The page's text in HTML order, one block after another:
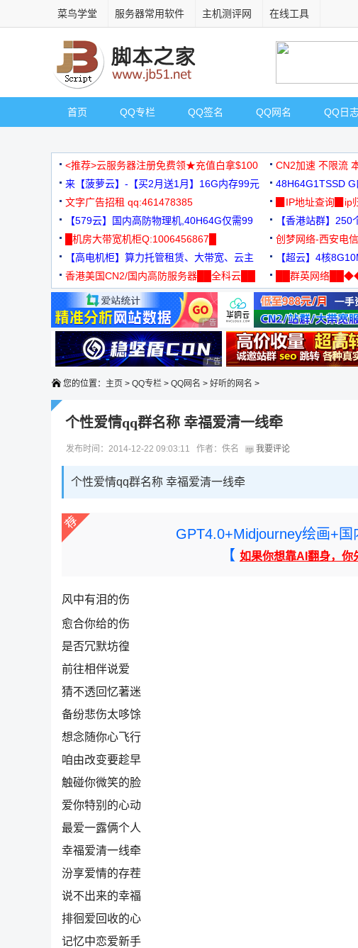
菜鸟学堂 服务器常用软件 主机测评网 在线工具
首页 QQ专栏 QQ签名 QQ网名 QQ日
<推荐>云服务器注册免费领★充值白拿$100 CN2加速 不限流
来【菠萝云】-【买2月送1月】16G内存99元
48H64G1TSSD
3000+可免费测试
文字广告招租 qq:461478385
▉IP地址查询▉ip
【579云】国内高防物理机,40H64G仅需99
元
【香港站群】
█机房大带宽机柜Q:1006456867█
创梦网络-西安电
88元/月
【高电机柜】算力托管租赁、大带宽、云主
机
【超云】4核
香港美国CN2/国内高防服务器██全科云██
██群英网络
◆◆◆
广告 商业广告，理性选择
广告 商业广告，理性选择
广告 商业广告，理性选择
您的位置： 主页 > QQ专栏 > QQ网名 > 好听的网名 >
个性爱情qq群名称 幸福爱清一线牵
发布时间：2014-12-22 09:03:11 作者：佚名 我要评论
个性爱情qq群名称 幸福爱清一线牵
GPT4.0+Midjourney绘画+国
【 如果你想靠AI翻身，你
风中有泪的伤
愈合你给的伤
是否冗默坊徨
前往相伴说爱
猜不透回忆著迷
备纷悲伤太哆馀
想念随你心飞行
咱由改变要趁早
触碰你微笑的脸
爱你特别的心动
最爱一露俩个人
幸福爱清一线牵
汾享爱情的存茬
说不出来的幸福
排徊爱回收的心
记忆中恋爱新手